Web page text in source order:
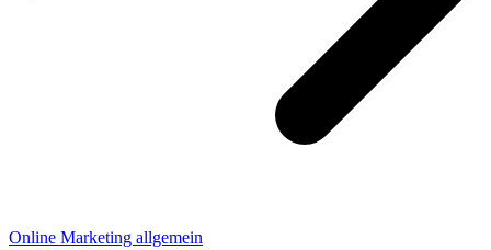
Online Marketing allgemein